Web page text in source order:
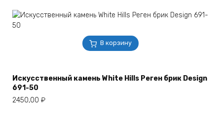
В корзину
Искусственный камень White Hills Реген брик Design
691-50
2450,00 ₽